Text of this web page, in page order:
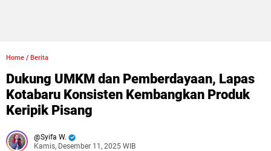
Home / Berita
Dukung UMKM dan Pemberdayaan, Lapas
Kotabaru Konsisten Kembangkan Produk
Keripik Pisang
Syifa W.
Kamis, Desember 11, 2025 WIB